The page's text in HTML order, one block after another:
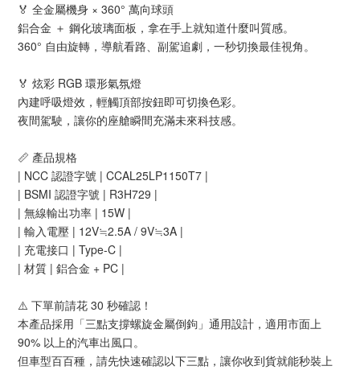
🏅 全金屬機身 × 360° 萬向球頭
鋁合金 ＋ 鋼化玻璃面板，拿在手上就知道什麼叫質感。
360° 自由旋轉，導航看路、副駕追劇，一秒切換最佳視角。
🏅 炫彩 RGB 環形氣氛燈
內建呼吸燈效，輕觸頂部按鈕即可切換色彩。
夜間駕駛，讓你的座艙瞬間充滿未來科技感。
📏 產品規格
| NCC 認證字號 | CCAL25LP1150T7 |
| BSMI 認證字號 | R3H729 |
| 無線輸出功率 | 15W |
| 輸入電壓 | 12V≒2.5A / 9V≒3A |
| 充電接口 | Type-C |
| 材質 | 鋁合金 + PC |
⚠️ 下單前請花 30 秒確認！
本產品採用「三點支撐螺旋金屬倒鉤」通用設計，適用市面上
90% 以上的汽車出風口。
但車型百百種，請先快速確認以下三點，讓你收到貨就能秒裝上